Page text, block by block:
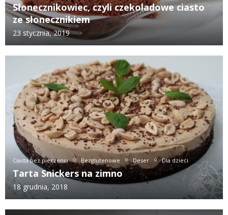
Słonecznikowiec, czyli czekoladowe ciasto
ze słonecznikiem
23 stycznia, 2019
Ciasta bez pieczenia Bezglutenowe Deser Dla dzieci
Tarta Snickers na zimno
18 grudnia, 2018